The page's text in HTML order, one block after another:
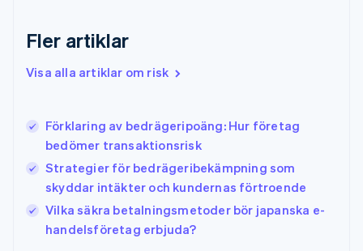
Fler artiklar
Visa alla artiklar om risk
Förklaring av bedrägeripoäng: Hur företag
bedömer transaktionsrisk
Strategier för bedrägeribekämpning som
skyddar intäkter och kundernas förtroende
Vilka säkra betalningsmetoder bör japanska e-
handelsföretag erbjuda?
Irland
Italien
日本語English
Kanada
Kroatien
English Italiano
Lettland
Liechtenstein